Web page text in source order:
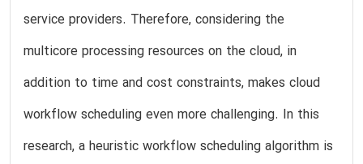
service providers. Therefore, considering the
multicore processing resources on the cloud, in
addition to time and cost constraints, makes cloud
workflow scheduling even more challenging. In this
research, a heuristic workflow scheduling algorithm is